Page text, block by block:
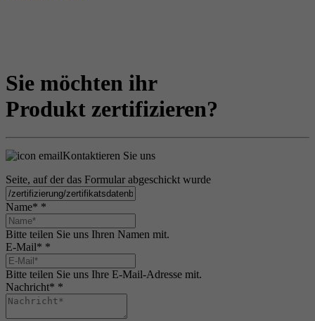
Sie möchten ihr
Produkt zertifizieren?
Kontaktieren Sie uns
Seite, auf der das Formular abgeschickt wurde
Name* *
Bitte teilen Sie uns Ihren Namen mit.
E-Mail* *
Bitte teilen Sie uns Ihre E-Mail-Adresse mit.
Nachricht* *